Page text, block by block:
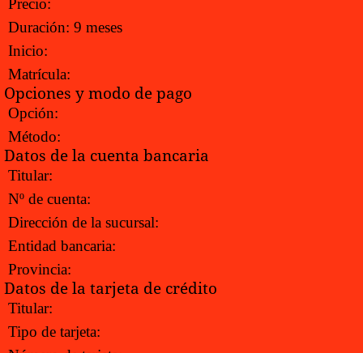
Duración: 9 meses
Inicio:
Matrícula:
Opciones y modo de pago
Opción:
Método:
Datos de la cuenta bancaria
Titular:
Nº de cuenta:
Dirección de la sucursal:
Entidad bancaria:
Provincia:
Datos de la tarjeta de crédito
Titular:
Tipo de tarjeta: